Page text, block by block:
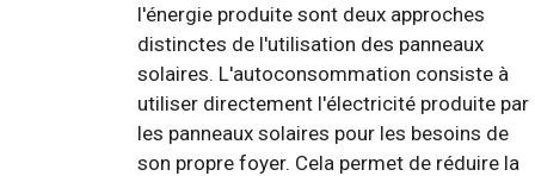
l'énergie produite sont deux approches
distinctes de l'utilisation des panneaux
solaires. L'autoconsommation consiste à
utiliser directement l'électricité produite par
les panneaux solaires pour les besoins de
son propre foyer. Cela permet de réduire la